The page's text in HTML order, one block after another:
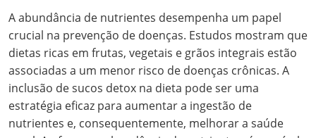
A abundância de nutrientes desempenha um papel
crucial na prevenção de doenças. Estudos mostram que
dietas ricas em frutas, vegetais e grãos integrais estão
associadas a um menor risco de doenças crônicas. A
inclusão de sucos detox na dieta pode ser uma
estratégia eficaz para aumentar a ingestão de
nutrientes e, consequentemente, melhorar a saúde